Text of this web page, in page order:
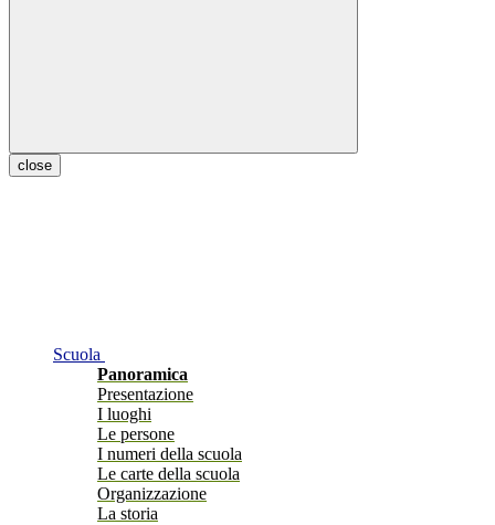
close
Scuola
Panoramica
Presentazione
I luoghi
Le persone
I numeri della scuola
Le carte della scuola
Organizzazione
La storia